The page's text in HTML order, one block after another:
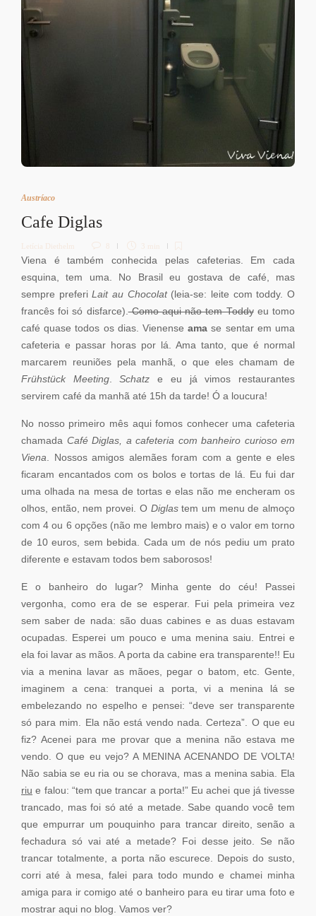
Austríaco
Cafe Diglas
Letícia Diethelm 3 min
Viena é também conhecida pelas cafeterias. Em cada
esquina, tem uma. No Brasil eu gostava de café, mas
sempre preferiLait au Chocolat(leia-se: leite com toddy. O
francês foi só disfarce).Como aqui não tem Toddyeu tomo
café quase todos os dias. Vienenseama se sentar em uma
cafeteria e passar horas por lá. Ama tanto, que é normal
marcarem reuniões pela manhã, o que eles chamam de
Frühstück Meeting.Schatz e eu já vimos restaurantes
servirem café da manhã até 15h da tarde! Ó a loucura!
No nosso primeiro mês aqui fomos conhecer uma cafeteria
chamada Café Diglas, a cafeteria com banheiro curioso em
Viena. Nossos amigos alemães foram com a gente e eles
ficaram encantados com os bolos e tortas de lá. Eu fui dar
uma olhada na mesa de tortas e elas não me encheram os
olhos, então, nem provei. O Diglastem um menu de almoço
com 4 ou 6 opções (não me lembro mais) e o valor em torno
de 10 euros, sem bebida. Cada um de nós pediu um prato
diferente e estavam todos bem saborosos!
E o banheiro do lugar? Minha gente do céu! Passei
vergonha, como era de se esperar. Fui pela primeira vez
sem saber de nada: são duas cabines e as duas estavam
ocupadas. Esperei um pouco e uma menina saiu. Entrei e
ela foi lavar as mãos. A porta da cabine era transparente!! Eu
via a menina lavar as mãoes, pegar o batom, etc. Gente,
imaginem a cena: tranquei a porta, vi a menina lá se
embelezando no espelho e pensei: “deve ser transparente
só para mim. Ela não está vendo nada. Certeza”. O que eu
fiz? Acenei para me provar que a menina não estava me
vendo. O que eu vejo? A MENINA ACENANDO DE VOLTA!
Não sabia se eu ria ou se chorava, mas a menina sabia. Ela
riu e falou: “tem que trancar a porta!” Eu achei que já tivesse
trancado, mas foi só até a metade. Sabe quando você tem
que empurrar um pouquinho para trancar direito, senão a
fechadura só vai até a metade? Foi desse jeito. Se não
trancar totalmente, a porta não escurece. Depois do susto,
corri até à mesa, falei para todo mundo e chamei minha
amiga para ir comigo até o banheiro para eu tirar uma foto e
mostrar aqui no blog. Vamos ver?